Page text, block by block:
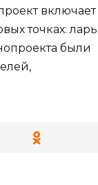
включает
точках:
были